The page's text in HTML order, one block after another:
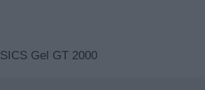
Gel GT 2000